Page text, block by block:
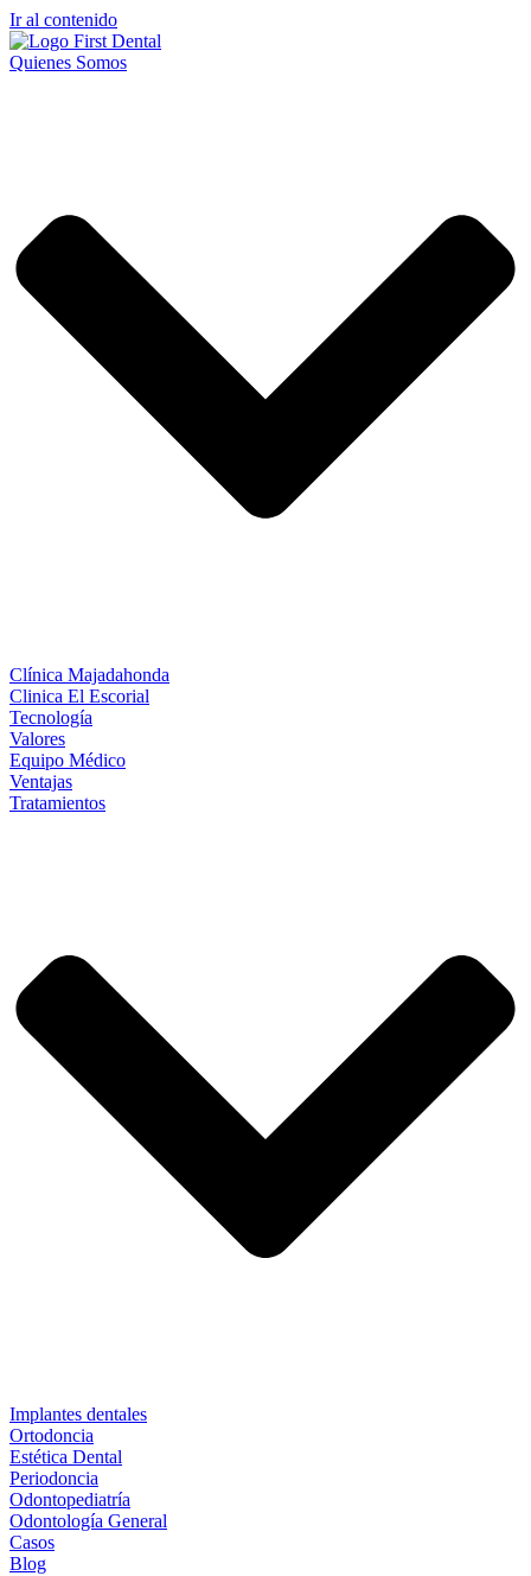
Ir al contenido
Quienes Somos
Clínica Majadahonda
Clinica El Escorial
Tecnología
Valores
Equipo Médico
Ventajas
Tratamientos
Implantes dentales
Ortodoncia
Estética Dental
Periodoncia
Odontopediatría
Odontología General
Casos
Blog